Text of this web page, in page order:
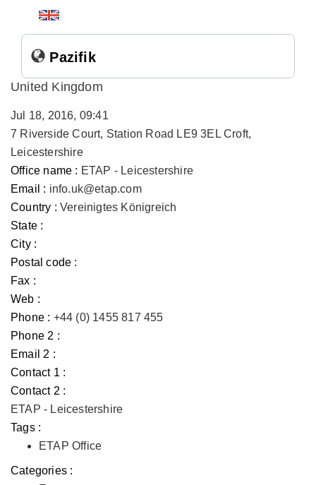
Pazifik
United Kingdom
Jul 18, 2016, 09:41
7 Riverside Court, Station Road LE9 3EL Croft,
Leicestershire
Office name : ETAP - Leicestershire
Email : info.uk@etap.com
Country : Vereinigtes Königreich
State :
City :
Postal code :
Fax :
Web :
Phone : +44 (0) 1455 817 455
Phone 2 :
Email 2 :
Contact 1 :
Contact 2 :
ETAP - Leicestershire
Tags :
ETAP Office
Categories :